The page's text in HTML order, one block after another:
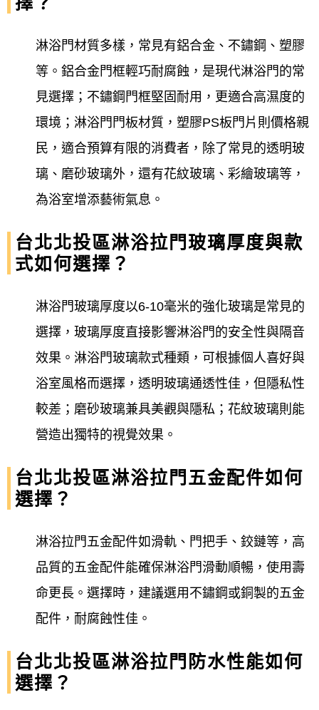
淋浴門材質多樣，常見有鋁合金、不鏽鋼、塑膠
等。鋁合金門框輕巧耐腐蝕，是現代淋浴門的常
見選擇；不鏽鋼門框堅固耐用，更適合高濕度的
環境；淋浴門門板材質，塑膠PS板門片則價格親
民，適合預算有限的消費者，除了常見的透明玻
璃、磨砂玻璃外，還有花紋玻璃、彩繪玻璃等，
為浴室增添藝術氣息。
台北北投區淋浴拉門玻璃厚度與款
式如何選擇？
淋浴門玻璃厚度以6-10毫米的強化玻璃是常見的
選擇，玻璃厚度直接影響淋浴門的安全性與隔音
效果。淋浴門玻璃款式種類，可根據個人喜好與
浴室風格而選擇，透明玻璃通透性佳，但隱私性
較差；磨砂玻璃兼具美觀與隱私；花紋玻璃則能
營造出獨特的視覺效果。
台北北投區淋浴拉門五金配件如何
選擇？
淋浴拉門五金配件如滑軌、門把手、鉸鏈等，高
品質的五金配件能確保淋浴門滑動順暢，使用壽
命更長。選擇時，建議選用不鏽鋼或銅製的五金
配件，耐腐蝕性佳。
台北北投區淋浴拉門防水性能如何
選擇？